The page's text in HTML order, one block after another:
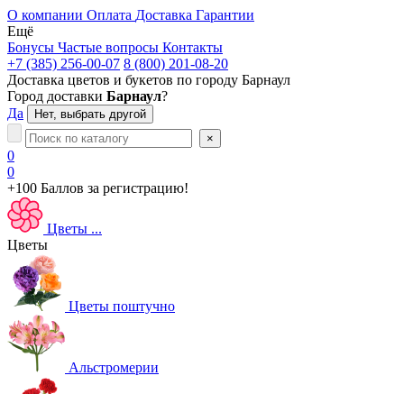
О компании Оплата Доставка Гарантии
Ещё
Бонусы Частые вопросы Контакты
+7 (385) 256-00-07 8 (800) 201-08-20
Доставка цветов и букетов по городу Барнаул
Город доставки Барнаул?
Да
Нет, выбрать другой
×
0
0
+100 Баллов за регистрацию!
Цветы ...
Цветы
Цветы поштучно
Альстромерии